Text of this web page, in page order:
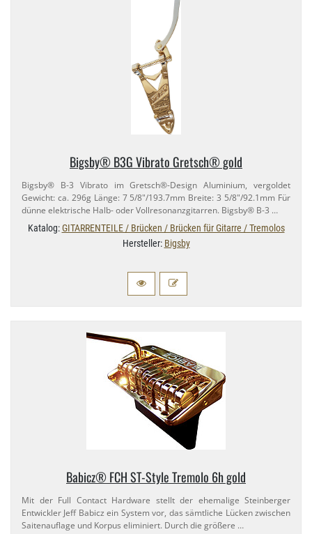
Bigsby® B3G Vibrato Gretsch® gold
Bigsby® B-​3 Vibrato im Gretsch®-​Design Aluminium, vergoldet
Gewicht: ca. 296g Länge: 7 5/​8"/​193.​7mm Breite: 3 5/​8"/​92.​1mm Für
dünne elektrische Halb- oder Vollresonanzgitarren. Bigsby® B-​3 …
Katalog:GITARRENTEILE / Brücken / Brücken für Gitarre / Tremolos
Hersteller: Bigsby
Babicz® FCH ST-​Style Tremolo 6h gold
Mit der Full Contact Hardware stellt der ehemalige Steinberger
Entwickler Jeff Babicz ein System vor, das sämtliche Lücken zwischen
Saitenauflage und Korpus eliminiert. Durch die größere …